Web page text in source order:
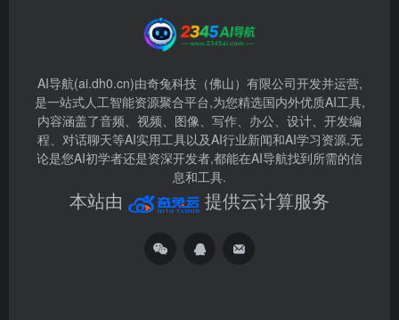
AI导航(ai.dh0.cn)由奇兔科技（佛山）有限公司开发并运营,
是一站式人工智能资源聚合平台,为您精选国内外优质AI工具,
内容涵盖了音频、视频、图像、写作、办公、设计、开发编
程、对话聊天等AI实用工具以及AI行业新闻和AI学习资源,无
论是您AI初学者还是资深开发者,都能在AI导航找到所需的信
息和工具.
本站由 提供云计算服务